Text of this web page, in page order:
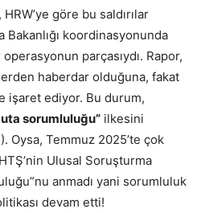
göre bu saldırılar
Bakanlığı koordinasyonunda
parçasıydı. Rapor,
haberdar olduğuna, fakat
işaret ediyor. Bu durum,
sorumluluğu” ilkesini
Oysa, Temmuz 2025’te çok
Ulusal Soruşturma
anmadı yani sorumluluk
devam etti!